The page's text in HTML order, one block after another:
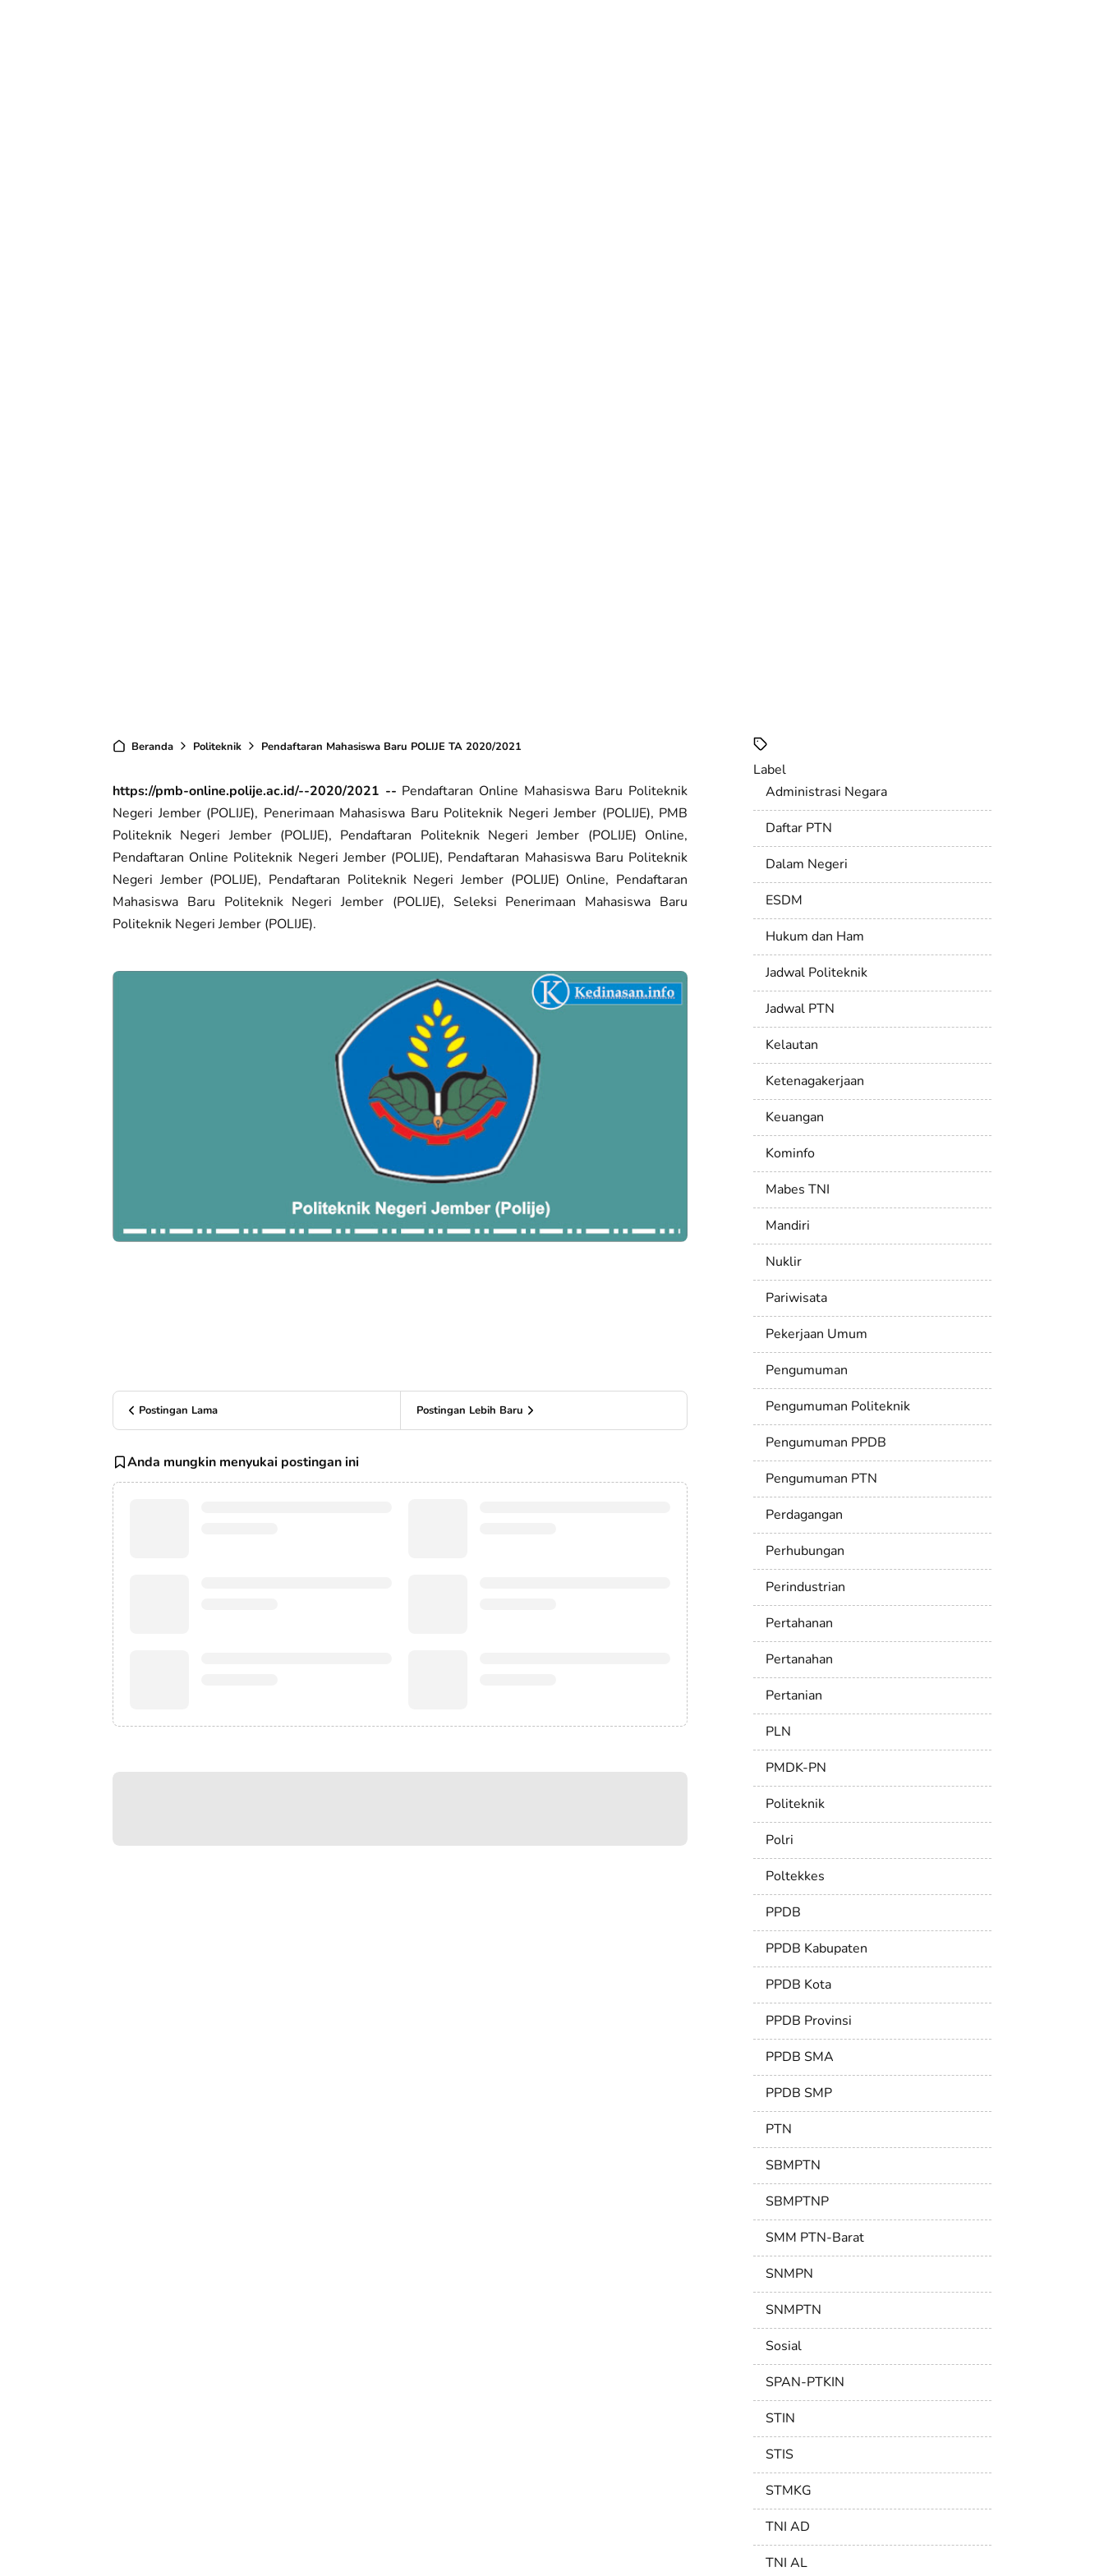
Beranda Politeknik Pendaftaran Mahasiswa Baru POLIJE TA 2020/2021
https://pmb-online.polije.ac.id/--2020/2021 -- Pendaftaran Online Mahasiswa Baru Politeknik
Negeri Jember (POLIJE), Penerimaan Mahasiswa Baru Politeknik Negeri Jember (POLIJE), PMB
Politeknik Negeri Jember (POLIJE), Pendaftaran Politeknik Negeri Jember (POLIJE) Online,
Pendaftaran Online Politeknik Negeri Jember (POLIJE), Pendaftaran Mahasiswa Baru Politeknik
Negeri Jember (POLIJE), Pendaftaran Politeknik Negeri Jember (POLIJE) Online, Pendaftaran
Mahasiswa Baru Politeknik Negeri Jember (POLIJE), Seleksi Penerimaan Mahasiswa Baru
Politeknik Negeri Jember (POLIJE).
Postingan Lama Postingan Lebih Baru
Anda mungkin menyukai postingan ini
Label
Administrasi Negara
Daftar PTN
Dalam Negeri
ESDM
Hukum dan Ham
Jadwal Politeknik
Jadwal PTN
Kelautan
Ketenagakerjaan
Keuangan
Kominfo
Mabes TNI
Mandiri
Nuklir
Pariwisata
Pekerjaan Umum
Pengumuman
Pengumuman Politeknik
Pengumuman PPDB
Pengumuman PTN
Perdagangan
Perhubungan
Perindustrian
Pertahanan
Pertanahan
Pertanian
PLN
PMDK-PN
Politeknik
Polri
Poltekkes
PPDB
PPDB Kabupaten
PPDB Kota
PPDB Provinsi
PPDB SMA
PPDB SMP
PTN
SBMPTN
SBMPTNP
SMM PTN-Barat
SNMPN
SNMPTN
Sosial
SPAN-PTKIN
STIN
STIS
STMKG
TNI AD
TNI AL